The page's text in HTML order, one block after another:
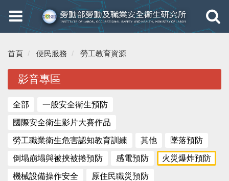
Toggle
navigation
Toggle
首頁 便民服務 勞工教育資源
影音專區
全部 一般安全衛生預防
國際安全衛生影片大賽作品
勞工職業衛生危害認知教育訓練 其他 墜落預防
倒塌崩塌與被挾被捲預防 感電預防 火災爆炸預防
機械設備操作安全 原住民職災預防